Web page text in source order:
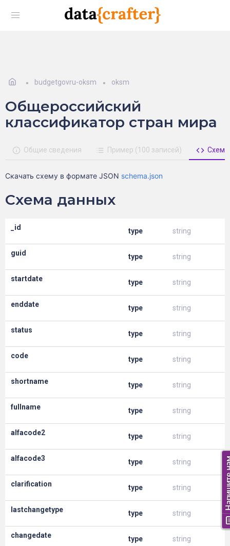
budgetgovru-oksm oksm
Общероссийский
классификатор стран мира
Общие сведения Пример (100 записей) Схема
Скачать схему в формате JSON schema.json
Схема данных
_id type string
guid type string
startdate type string
enddate type string
status type string
code type string
shortname type string
fullname type string
alfacode2 type string
alfacode3 type string
clarification type string
lastchangetype type string
changedate type string